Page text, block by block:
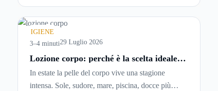
abbiano problemi a pagare il canone, per cui si
comincia a cercare un’altra abitazione: è legittimo
chiedersi se è possibile
locazioneprima che scada. In questa guida
capiremo come inviare la disdetta per un contratto
IGIENE
3–4 minuti29 Luglio 2026
Lozione corpo: perché è la scelta ideale
In estate la pelle del corpo vive una stagione
intensa. Sole, sudore, mare, piscina, docce più